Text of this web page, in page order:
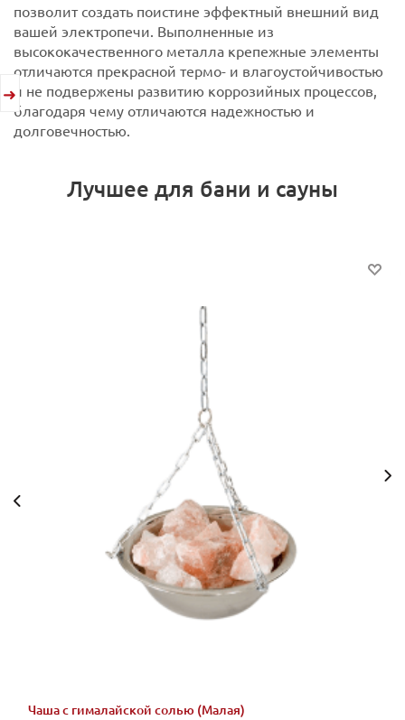
позволит создать поистине эффектный внешний вид
вашей электропечи. Выполненные из
высококачественного металла крепежные элементы
отличаются прекрасной термо- и влагоустойчивостью
и не подвержены развитию коррозийных процессов,
благодаря чему отличаются надежностью и
долговечностью.
Лучшее для бани и сауны
Чаша с гималайской солью (Малая)